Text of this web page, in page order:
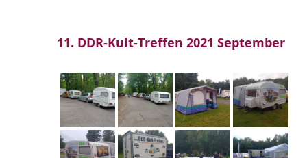
11. DDR-Kult-Treffen 2021 September